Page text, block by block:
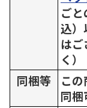
ご
込）
はご
く）
同梱等
この
同梱